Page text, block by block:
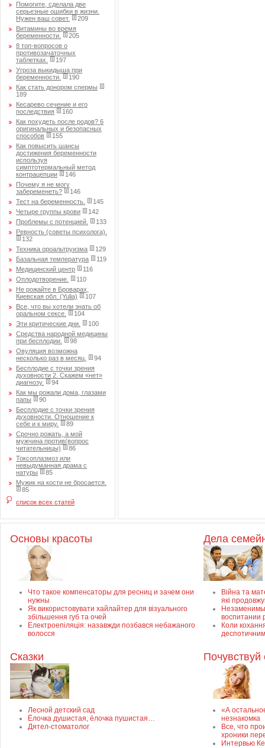
Помогите, сделала две
серьезные ошибки в жизни.
Нужен ваш совет.
209
Витамины во время
беременности.
205
8 топ-вопросов о
противозачаточных
таблетках.
197
Угроза выкидыша при
беременности.
190
Как стать донором спермы
189
Кесарево сечение и его
последствия
160
Как похудеть после родов? 6
оригинальных и безопасных
способов
155
Как повысить шансы
достижения беременности
используя
симптотермальный метод
контрацепции
146
Почему я не могу
забеременеть?
146
Тест на беременность.
145
Четыре группы крови
142
Проблемы с потенцией.
133
Ревность (советы психолога).
132
Техника ороальтруизма
129
Базальная температура
119
Медицинский центр
116
Оплодотворение.
110
Не рожайте в Броварах,
Киевская обл. (Yulia)
107
Все, что вы хотели знать об
оральном сексе.
104
Эти критические дни.
100
Средства народной медицины
при бесплодии.
98
Овуляция возможна
несколько раз в месяц.
94
Бесплодие с точки зрения
духовности 2. Скажем «нет»
диагнозу.
94
Как мы рожали дома, глазами
папы
90
Бесплодие с точки зрения
духовности. Отношение к
себе и к миру.
89
Срочно рожать, а мой
мужчина против(вопрос
читательницы)
86
Токсоплазмоз или
невыдуманная драма с
натуры
85
Мужик на кости не бросается.
85
список всех статей
Основы красоты
Что такое компенсаторы для ресниц и зачем они
нужны
Як використовувати хайлайтер для візуального
збільшення губ та очей
Електроепіляція: назавжди позбався небажаного
волосся
Дела
Війна та
які
воспитании
Коли
Сказки
Лесной детский сад
Ёлочка душистая, ёлочка пушистая…
Дятел-стоматолог
Почувствуй
«А
незнакомка
Все, что
хроники
Интервью